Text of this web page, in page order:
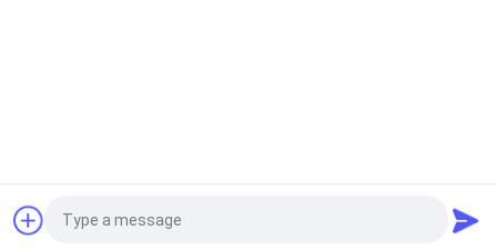
Quote request suatu